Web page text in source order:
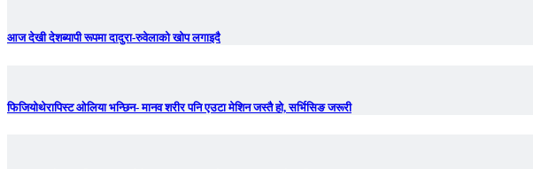
आज देखी देशब्यापी रूपमा दादुरा-रुवेलाको खोप लगाइदै
फिजियोथेरापिस्ट ओलिया भन्छिन- मानव शरीर पनि एउटा मेशिन जस्तै हो, सर्भिसिङ जरूरी